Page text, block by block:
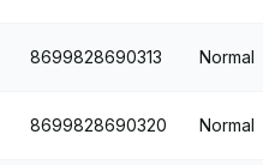
8699828690313 Normal
8699828690320 Normal